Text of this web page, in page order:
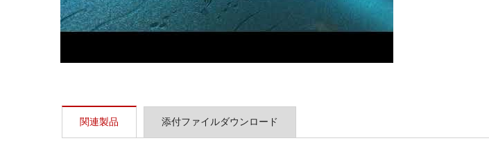
関連製品 添付ファイルダウンロード